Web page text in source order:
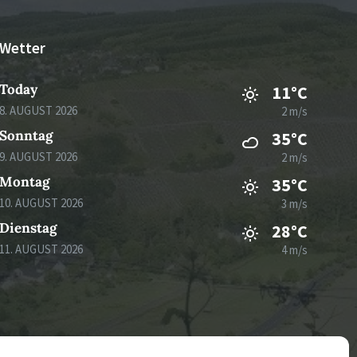
Wetter
Today
8. AUGUST 2026
11°C
2 m/s
Sonntag
9. AUGUST 2026
35°C
2 m/s
Montag
10. AUGUST 2026
35°C
3 m/s
Dienstag
11. AUGUST 2026
28°C
4 m/s